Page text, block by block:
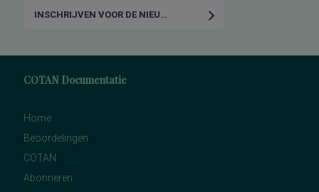
INSCHRIJVEN VOOR DE NIEUWSBRIEF
COTAN Documentatie
Home
Beoordelingen
COTAN
Abonneren